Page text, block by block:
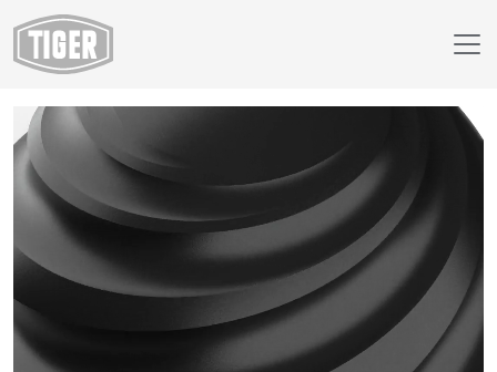
Webshop
29/88001 - RAL 9017 Verkeerszwart